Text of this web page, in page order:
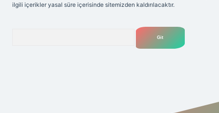
ilgili içerikler yasal süre içerisinde sitemizden kaldırılacaktır.